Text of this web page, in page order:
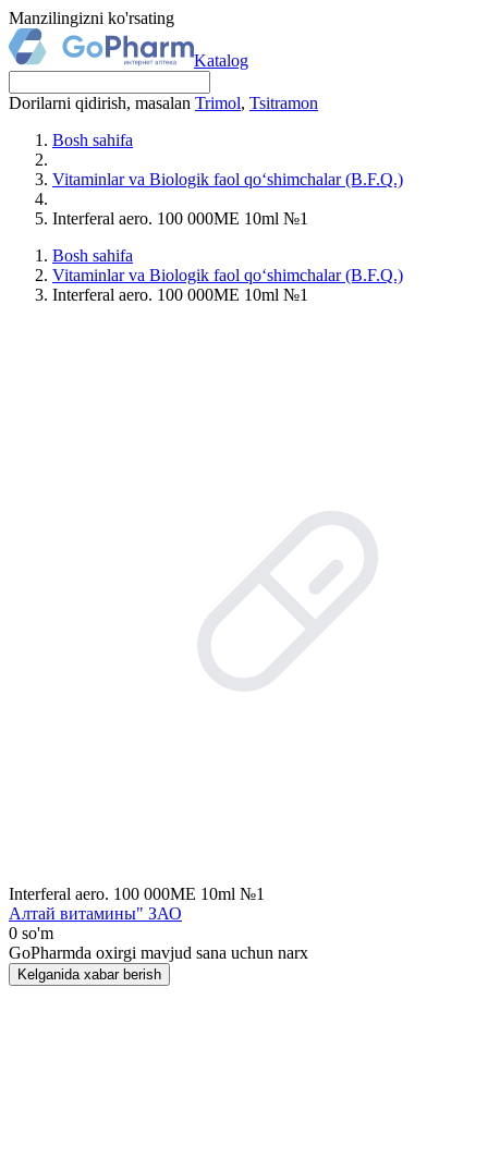
Manzilingizni ko'rsating
Katalog
Dorilarni qidirish, masalan Trimol, Tsitramon
Bosh sahifa
Vitaminlar va Biologik faol qo‘shimchalar (B.F.Q.)
Interferal aero. 100 000MЕ 10ml №1
Bosh sahifa
Vitaminlar va Biologik faol qo‘shimchalar (B.F.Q.)
Interferal aero. 100 000MЕ 10ml №1
Interferal aero. 100 000MЕ 10ml №1
Алтай витамины" ЗАО
0 so'm
GoPharmda oxirgi mavjud sana uchun narx
Kelganida xabar berish